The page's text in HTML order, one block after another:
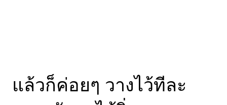
แล้วก็ค่อยๆ วางไว้ทีละ